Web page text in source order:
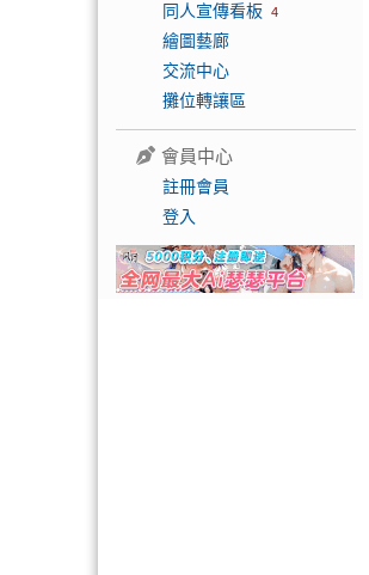
同人宣傳看板 4
繪圖藝廊
交流中心
攤位轉讓區
會員中心
註冊會員
登入